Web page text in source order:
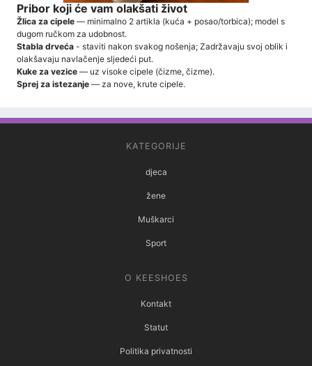
Pribor koji će vam olakšati život
Žlica za cipele — minimalno 2 artikla (kuća + posao/torbica); model s
dugom ručkom za udobnost.
Stabla drveća - staviti nakon svakog nošenja; Zadržavaju svoj oblik i
olakšavaju navlačenje sljedeći put.
Kuke za vezice — uz visoke cipele (čizme, čizme).
Sprej za istezanje — za nove, krute cipele.
KATEGORIJE
djeca
žene
Muškarci
Sport
O KEESHOES
Kontakt
Statut
Politika privatnosti